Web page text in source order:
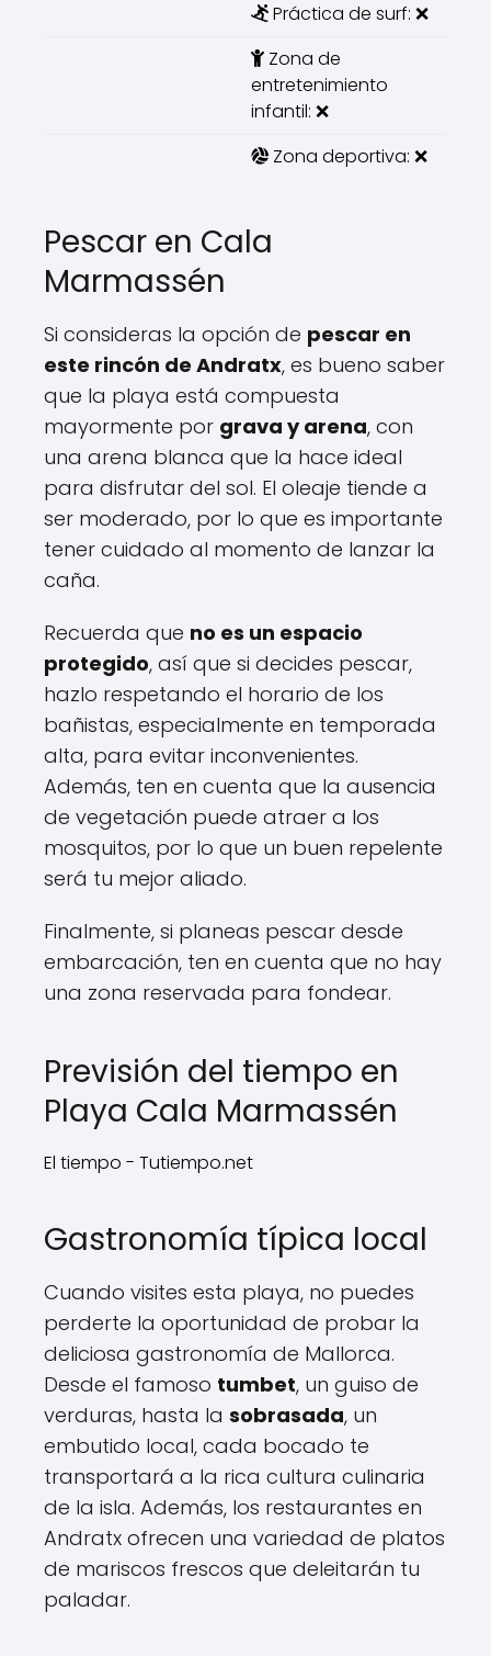
Práctica de surf: ❌
Zona de
entretenimiento
infantil: ❌
Zona deportiva: ❌
Pescar en Cala
Marmassén
Si consideras la opción de pescar en
este rincón de Andratx, es bueno saber
que la playa está compuesta
mayormente por grava y arena, con
una arena blanca que la hace ideal
para disfrutar del sol. El oleaje tiende a
ser moderado, por lo que es importante
tener cuidado al momento de lanzar la
caña.
Recuerda que no es un espacio
protegido, así que si decides pescar,
hazlo respetando el horario de los
bañistas, especialmente en temporada
alta, para evitar inconvenientes.
Además, ten en cuenta que la ausencia
de vegetación puede atraer a los
mosquitos, por lo que un buen repelente
será tu mejor aliado.
Finalmente, si planeas pescar desde
embarcación, ten en cuenta que no hay
una zona reservada para fondear.
Previsión del tiempo en
Playa Cala Marmassén
El tiempo - Tutiempo.net
Gastronomía típica local
Cuando visites esta playa, no puedes
perderte la oportunidad de probar la
deliciosa gastronomía de Mallorca.
Desde el famoso tumbet, un guiso de
verduras, hasta la sobrasada, un
embutido local, cada bocado te
transportará a la rica cultura culinaria
de la isla. Además, los restaurantes en
Andratx ofrecen una variedad de platos
de mariscos frescos que deleitarán tu
paladar.